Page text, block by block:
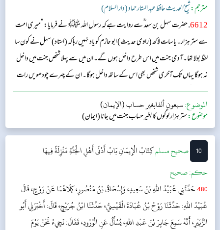
مترجم:شیخ الحدیث حافظ عبد الستار حماد (دار السلام)
6612. حضرت سہل بن سعد ؓ سے روایت ہے کہ رسول اللہ ﷺ نے فرمایا: ”میری امت
سے ستر ہزار۔ یا سات لاکھ (راوی حدیث) ابو حازم کو یاد نہیں رہا کہ (استاد) سہل نے کون سا
لفظ بولا تھا۔ آدمی جنت میں اس طرح داخل ہوں گے۔ ان میں سے پہلا شخص جنت میں داخل
نہ ہوگا یہاں تک آخری شخص بھی اس کے ساتھ داخل ہوگا۔ ان کے چہرے چودھویں رات
کے چاند کی طرح چکمتے ہوں گے۔“...
الموضوع:سبعون ألفابغير حساب (الإيمان)
موضوع:ستر ہزار لوگوں کا بغیر حساب جنت میں جانا (ایمان)
10 ‌صحيح مسلمكِتَابُ الْإِيمَانِبَابُ أَدْنَى أَهْلِ الْجَنَّةِ مَنْزِلَةً فِيهَا
حکم:صحیح
480حَدَّثَنِي عُبَيْدُ اللهِ بْنُ سَعِيدٍ، وَإِسْحَاقُ بْنُ مَنْصُورٍ، كِلَاهُمَا عَنْ رَوْحٍ، قَالَ
عُبَيْدُ اللهِ: حَدَّثَنَا رَوْحُ بْنُ عُبَادَةَ الْقَيْسِيُّ، حَدَّثَنَا ابْنُ جُرَيْجٍ، قَالَ: أَخْبَرَنِي أَبُو
الزُّبَيْرِ، أَنَّهُ سَمِعَ جَابِرَ بْنَ عَبْدِ اللهِ، يُسْأَلُ عَنِ الْوُرُودِ، فَقَالَ: نَجِيءُ نَحْنُ يَوْمَ